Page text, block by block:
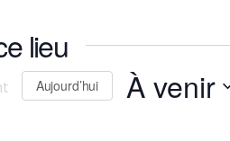
lieu
Aujourd’hui À venir